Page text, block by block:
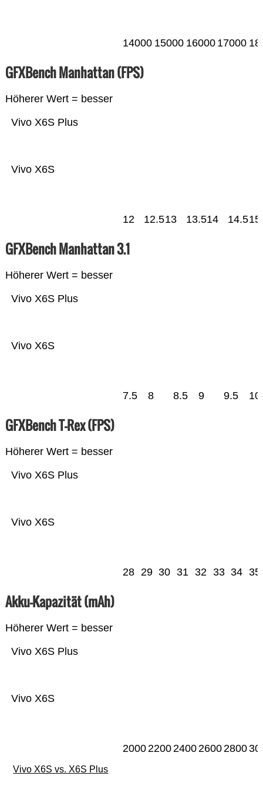
14000 15000 16000 17000
GFXBench Manhattan (FPS)
Höherer Wert = besser
Vivo X6S
Vivo X6S Plus
12 12.513 13.514 14.515
GFXBench Manhattan 3.1
Höherer Wert = besser
Vivo X6S
Vivo X6S Plus
7.5 8 8.5 9 9.5 10
GFXBench T-Rex (FPS)
Höherer Wert = besser
Vivo X6S
Vivo X6S Plus
28 29 30 31 32 33 34 35
Akku-Kapazität (mAh)
Höherer Wert = besser
Vivo X6S
Vivo X6S Plus
20002200240026002800
Vivo X6S vs. X6S Plus